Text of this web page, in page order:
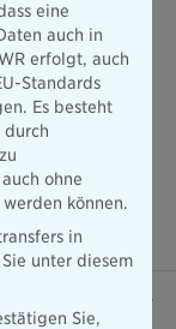
eine
auch in
erfolgt, auch
Standards
Es besteht
durch
ohne
können.
in
unter diesem
Sie,